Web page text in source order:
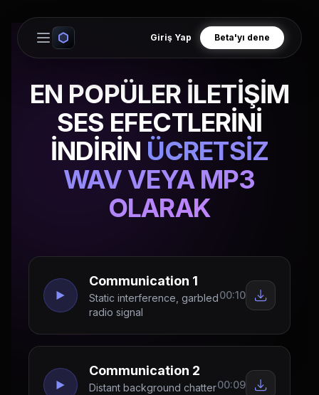
Open main menu
Giriş Yap Beta'yı dene
EN POPÜLER İLETİŞİM
SES EFECTLERİNİ
İNDİRİN ÜCRETSİZ
WAV VEYA MP3
OLARAK
Communication 1
Static interference, garbled
radio signal
00:10
Communication 2
Distant background chatter00:09